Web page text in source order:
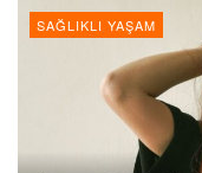
SAĞLIKLI YAŞAM